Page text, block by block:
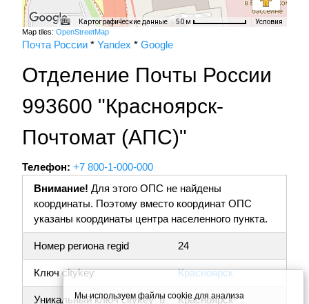
Картографические данные 50 м Условия
Map tiles: OpenStreetMap
Почта России * Yandex * Google
Отделение Почты России
993600 "Красноярск-
Почтомат (АПС)"
Телефон: +7 800-1-000-000
Внимание! Для этого ОПС не найдены
координаты. Поэтому вместо координат ОПС
указаны координаты центра населенного пункта.
Номер региона regid 24
Ключ citykey Красноярск
Уникальный ключ citykey_u Красноярск
Мы используем файлы cookie для анализа